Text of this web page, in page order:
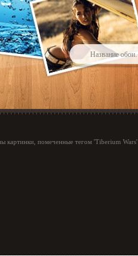
картинки, помеченные тегом 'Tiberium Wars'